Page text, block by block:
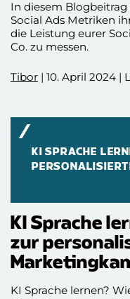
In diesem
Social Ads Metriken
die Leistung eurer
Co. zu messen.
Tibor | 10. April 2024 |
KI SPRACHE
KI Sprache
zur
KI Sprache lernen?